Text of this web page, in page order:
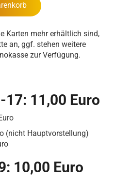
Karten mehr erhältlich sind,
an, ggf. stehen weitere
zur Verfügung.
17: 11,00 Euro
(nicht Hauptvorstellung)
10,00 Euro